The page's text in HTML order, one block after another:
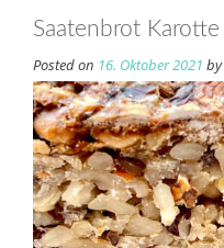
Saatenbrot Karotte
Posted on 16. Oktober 2021 by